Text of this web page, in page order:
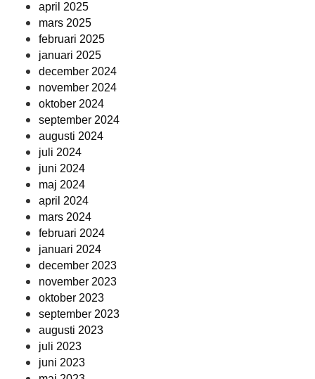
april 2025
mars 2025
februari 2025
januari 2025
december 2024
november 2024
oktober 2024
september 2024
augusti 2024
juli 2024
juni 2024
maj 2024
april 2024
mars 2024
februari 2024
januari 2024
december 2023
november 2023
oktober 2023
september 2023
augusti 2023
juli 2023
juni 2023